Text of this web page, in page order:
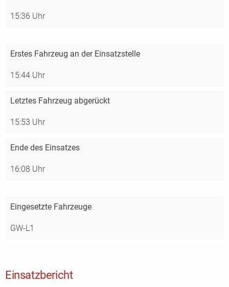
15:36 Uhr
Erstes Fahrzeug an der Einsatzstelle
15:44 Uhr
Letztes Fahrzeug abgerückt
15:53 Uhr
Ende des Einsatzes
16:08 Uhr
Eingesetzte Fahrzeuge
GW-L1
Einsatzbericht